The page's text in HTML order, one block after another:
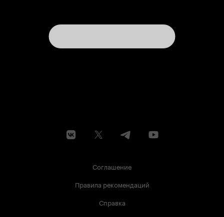
Соглашение
Правила рекомендаций
Справка